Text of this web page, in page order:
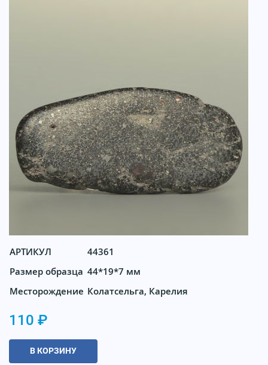
АРТИКУЛ
44361
Размер образца 44*19*7 мм
Месторождение Колатсельга, Карелия
110 ₽
В КОРЗИНУ